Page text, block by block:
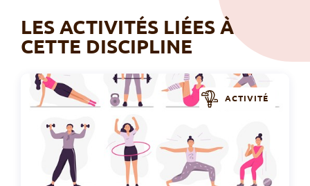
LES ACTIVITÉS LIÉES À
CETTE DISCIPLINE
ACTIVITÉ